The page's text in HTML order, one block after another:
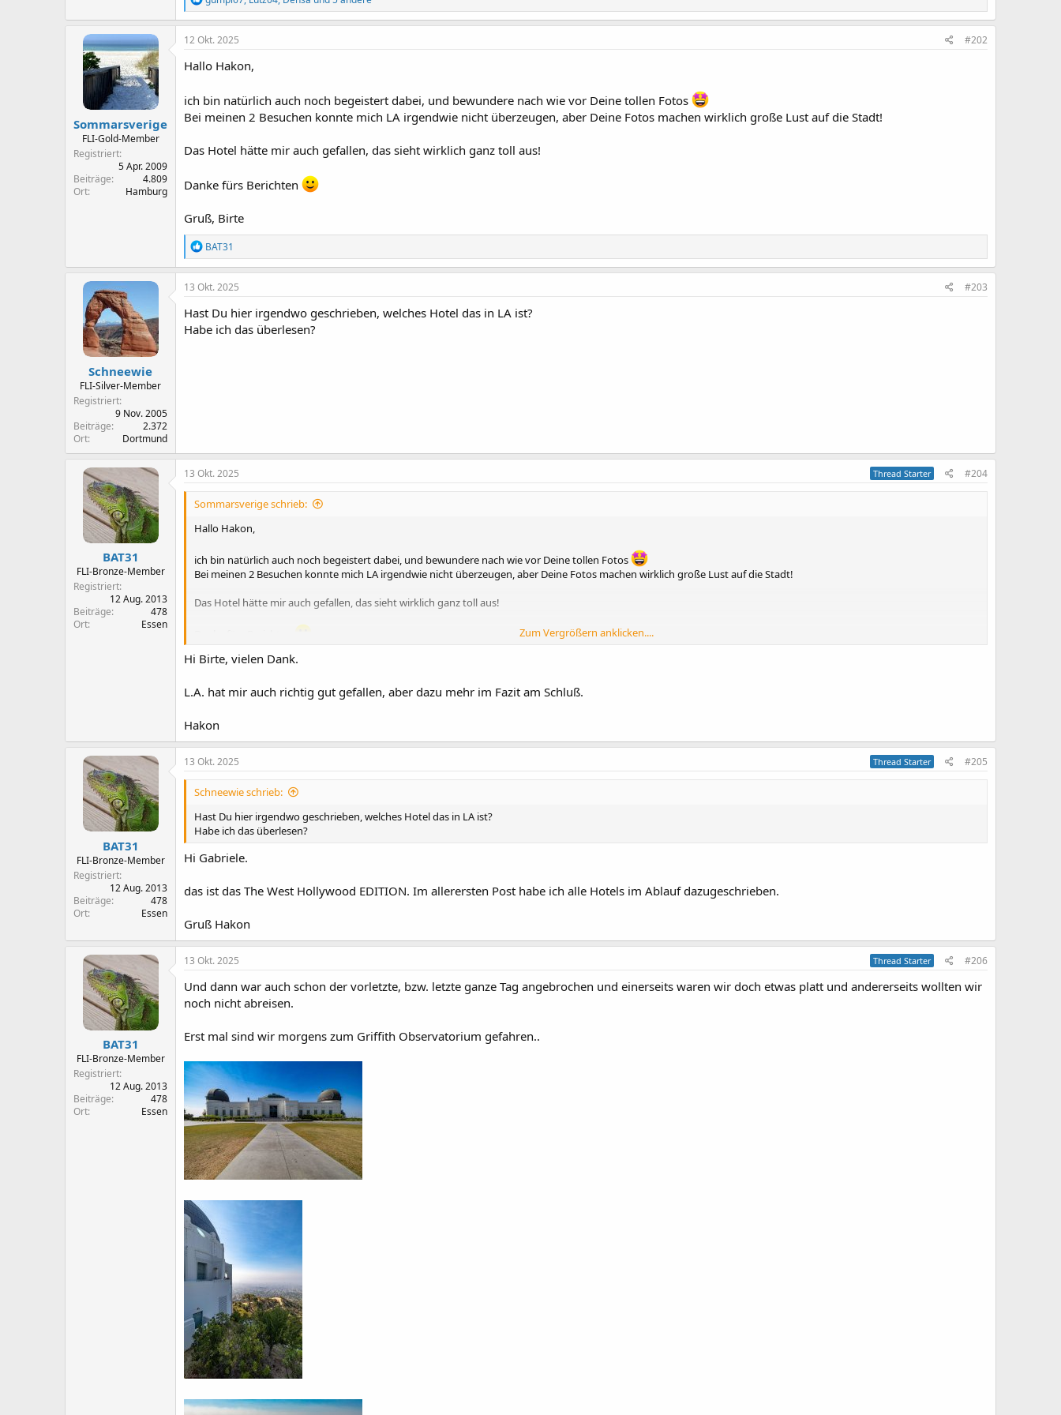
e
a
k
o
e
:
Sommarsverige
FLI-Gold-Member
Registriert
5 Apr. 2009
Beiträge
4.809
Ort
Hamburg
12 Okt. 2025 #202
Hallo Hakon,
ich bin natürlich auch noch begeistert dabei, und bewundere nach wie vor Deine tollen Fotos
Bei meinen 2 Besuchen konnte mich LA irgendwie nicht überzeugen, aber Deine Fotos machen wirklich große Lust auf die Stadt!
Das Hotel hätte mir auch gefallen, das sieht wirklich ganz toll aus!
Danke fürs Berichten
Gruß, Birte
R
e
a
k
i
o
n
BAT31
Schneewie
FLI-Silver-Member
Registriert
9 Nov. 2005
Beiträge
2.372
Ort
Dortmund
13 Okt. 2025 #203
Hast Du hier irgendwo geschrieben, welches Hotel das in LA ist?
Habe ich das überlesen?
BAT31
FLI-Bronze-Member
Registriert
12 Aug. 2013
Beiträge
478
Ort
Essen
13 Okt. 2025 Thread Starter #204
Sommarsverige schrieb:
Hallo Hakon,
ich bin natürlich auch noch begeistert dabei, und bewundere nach wie vor Deine tollen Fotos
Bei meinen 2 Besuchen konnte mich LA irgendwie nicht überzeugen, aber Deine Fotos machen wirklich große Lust auf die Stadt!
Das Hotel hätte mir auch gefallen, das sieht wirklich ganz toll aus!
Gruß, Birte
Zum Vergrößern anklicken....
Hi Birte, vielen Dank.
L.A. hat mir auch richtig gut gefallen, aber dazu mehr im Fazit am Schluß.
Hakon
BAT31
FLI-Bronze-Member
Registriert
12 Aug. 2013
Beiträge
478
Ort
Essen
13 Okt. 2025 Thread Starter #205
Schneewie schrieb:
Hast Du hier irgendwo geschrieben, welches Hotel das in LA ist?
Habe ich das überlesen?
Hi Gabriele.
das ist das The West Hollywood EDITION. Im allerersten Post habe ich alle Hotels im Ablauf dazugeschrieben.
Gruß Hakon
BAT31
FLI-Bronze-Member
Registriert
12 Aug. 2013
Beiträge
478
Ort
Essen
13 Okt. 2025 Thread Starter #206
Und dann war auch schon der vorletzte, bzw. letzte ganze Tag angebrochen und einerseits waren wir doch etwas platt und andererseits wollten wir
noch nicht abreisen.
Erst mal sind wir morgens zum Griffith Observatorium gefahren..